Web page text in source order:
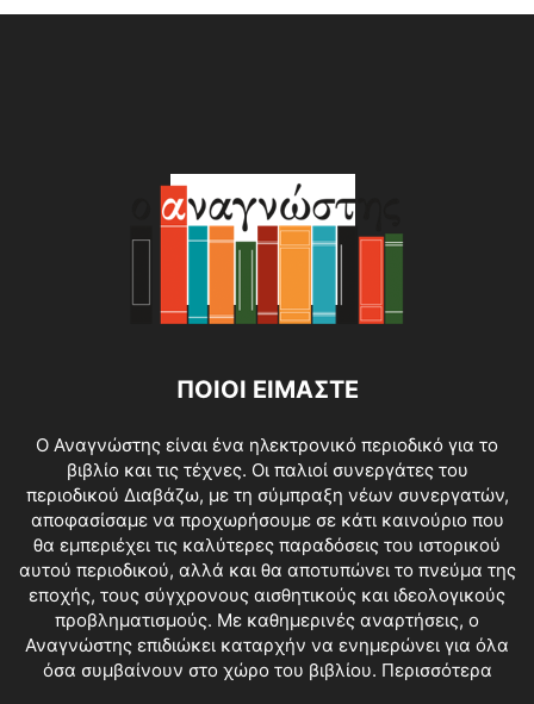
ΠΟΙΟΙ ΕΙΜΑΣΤΕ
O Αναγνώστης είναι ένα ηλεκτρονικό περιοδικό για το
βιβλίο και τις τέχνες. Οι παλιοί συνεργάτες του
περιοδικού Διαβάζω, με τη σύμπραξη νέων συνεργατών,
αποφασίσαμε να προχωρήσουμε σε κάτι καινούριο που
θα εμπεριέχει τις καλύτερες παραδόσεις του ιστορικού
αυτού περιοδικού, αλλά και θα αποτυπώνει το πνεύμα της
εποχής, τους σύγχρονους αισθητικούς και ιδεολογικούς
προβληματισμούς. Με καθημερινές αναρτήσεις, ο
Αναγνώστης επιδιώκει καταρχήν να ενημερώνει για όλα
όσα συμβαίνουν στο χώρο του βιβλίου. Περισσότερα